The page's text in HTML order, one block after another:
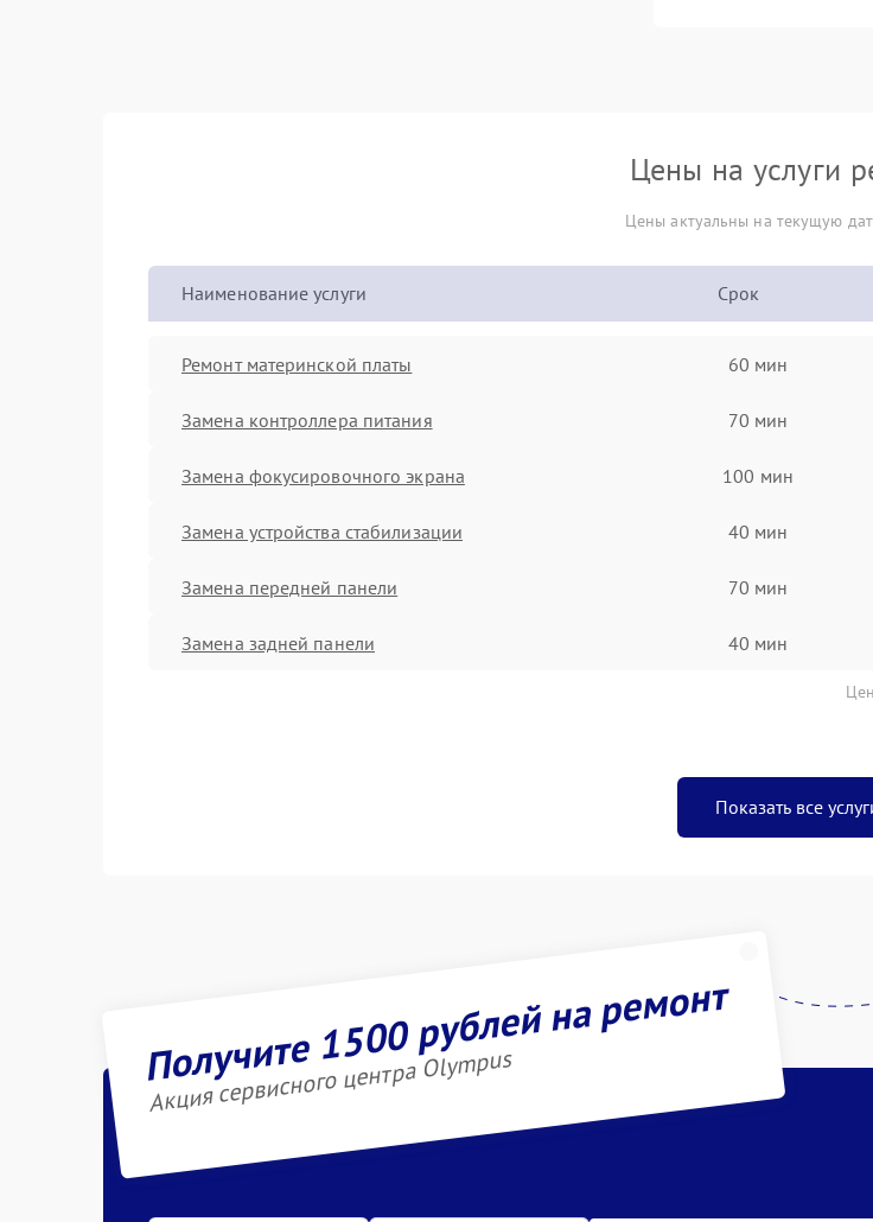
Цены на услуги
Цены актуальны на текущую
Наименование услуги Срок
Ремонт материнской платы 60 мин
Замена контроллера питания 70 мин
Замена фокусировочного экрана 100 мин
Замена устройства стабилизации 40 мин
Замена передней панели 70 мин
Замена задней панели 40 мин
Показать все
Получите 1500 рублей на ремонт
Акция сервисного центра Olympus